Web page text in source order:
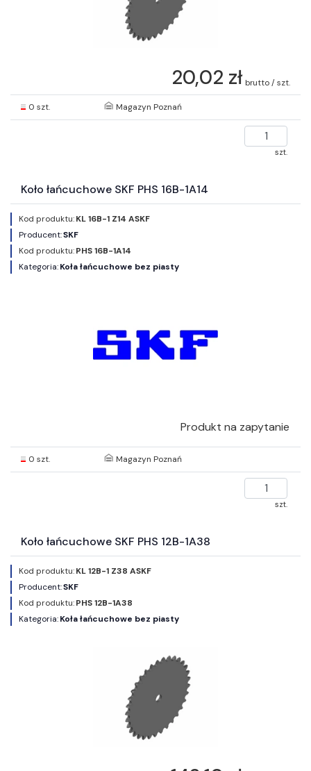
20,02 zł brutto / szt.
0 szt. Magazyn Poznań
szt.
Koło łańcuchowe SKF PHS 16B-1A14
Kod produktu:KL 16B-1 Z14 ASKF
Producent:SKF
Kod produktu:PHS 16B-1A14
Kategoria:Koła łańcuchowe bez piasty
Produkt na zapytanie
0 szt. Magazyn Poznań
szt.
Koło łańcuchowe SKF PHS 12B-1A38
Kod produktu:KL 12B-1 Z38 ASKF
Producent:SKF
Kod produktu:PHS 12B-1A38
Kategoria:Koła łańcuchowe bez piasty